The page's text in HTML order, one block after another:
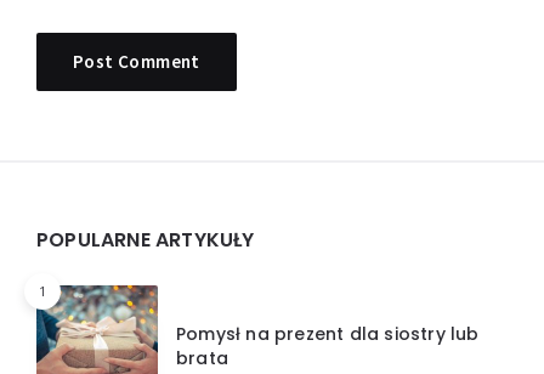
Widgets
POPULARNE ARTYKUŁY
1
Pomysł na prezent dla siostry lub
brata